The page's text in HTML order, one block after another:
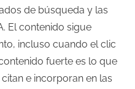
de búsqueda y las
El contenido sigue
incluso cuando el clic
fuerte es lo que
e incorporan en las